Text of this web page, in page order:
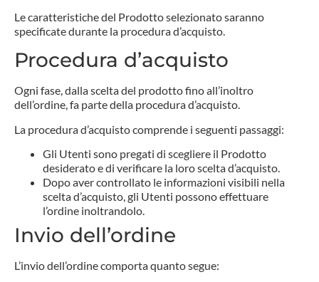
Le caratteristiche del Prodotto selezionato saranno
specificate durante la procedura d’acquisto.
Procedura d’acquisto
Ogni fase, dalla scelta del prodotto fino all’inoltro
dell’ordine, fa parte della procedura d’acquisto.
La procedura d’acquisto comprende i seguenti passaggi:
Gli Utenti sono pregati di scegliere il Prodotto
desiderato e di verificare la loro scelta d’acquisto.
Dopo aver controllato le informazioni visibili nella
scelta d’acquisto, gli Utenti possono effettuare
l’ordine inoltrandolo.
Invio dell’ordine
L’invio dell’ordine comporta quanto segue: